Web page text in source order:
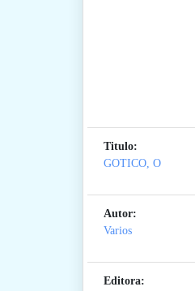
Titulo:
GOTICO, O
Autor:
Varios
Editora: